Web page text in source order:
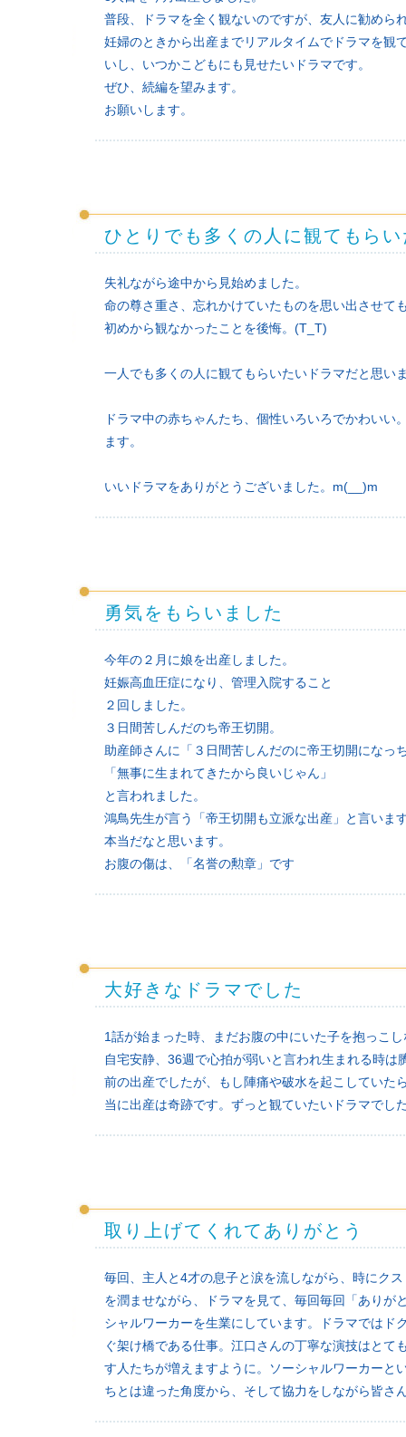
普段、ドラマを全く観ないのですが、友人に勧め
妊婦のときから出産までリアルタイムでドラマを観
いし、いつかこどもにも見せたいドラマです。
ぜひ、続編を望みます。
お願いします。
ひとりでも多くの人に観てもら
失礼ながら途中から見始めました。
命の尊さ重さ、忘れかけていたものを思い出させて
初めから観なかったことを後悔。(T_T)
一人でも多くの人に観てもらいたいドラマだと思い
ドラマ中の赤ちゃんたち、個性いろいろでかわい
ます。
いいドラマをありがとうございました。m(__)m
勇気をもらいました
今年の２月に娘を出産しました。
妊娠高血圧症になり、管理入院すること
２回しました。
３日間苦しんだのち帝王切開。
助産師さんに「３日間苦しんだのに帝王切開になっ
「無事に生まれてきたから良いじゃん」
と言われました。
鴻鳥先生が言う「帝王切開も立派な出産」と言いま
本当だなと思います。
お腹の傷は、「名誉の勲章」です
大好きなドラマでした
1話が始まった時、まだお腹の中にいた子を抱っこ
自宅安静、36週で心拍が弱いと言われ生まれる時
前の出産でしたが、もし陣痛や破水を起こしていた
当に出産は奇跡です。ずっと観ていたいドラマでし
取り上げてくれてありがとう
毎回、主人と4才の息子と涙を流しながら、時にク
を潤ませながら、ドラマを見て、毎回毎回「ありが
シャルワーカーを生業にしています。ドラマではド
ぐ架け橋である仕事。江口さんの丁寧な演技はと
す人たちが増えますように。ソーシャルワーカーと
ちとは違った角度から、そして協力をしながら皆さ